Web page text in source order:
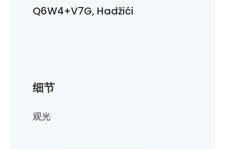
细节
观光
Q6W4+V7G, Hadžići